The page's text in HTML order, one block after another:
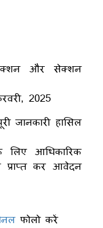
और सेक्शन
2025
जानकारी हासिल
आधिकारिक
प्राप्त कर आवेदन
फोलो करें